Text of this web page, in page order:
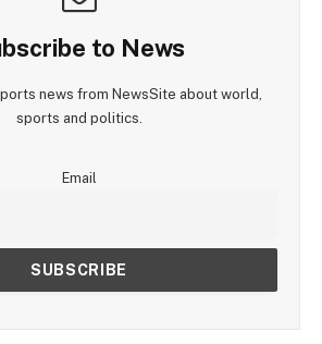
to News
news from NewsSite about world,
sports and politics.
Email